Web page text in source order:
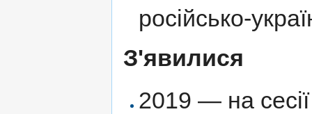
російсько-
З'явилися
2019 — на